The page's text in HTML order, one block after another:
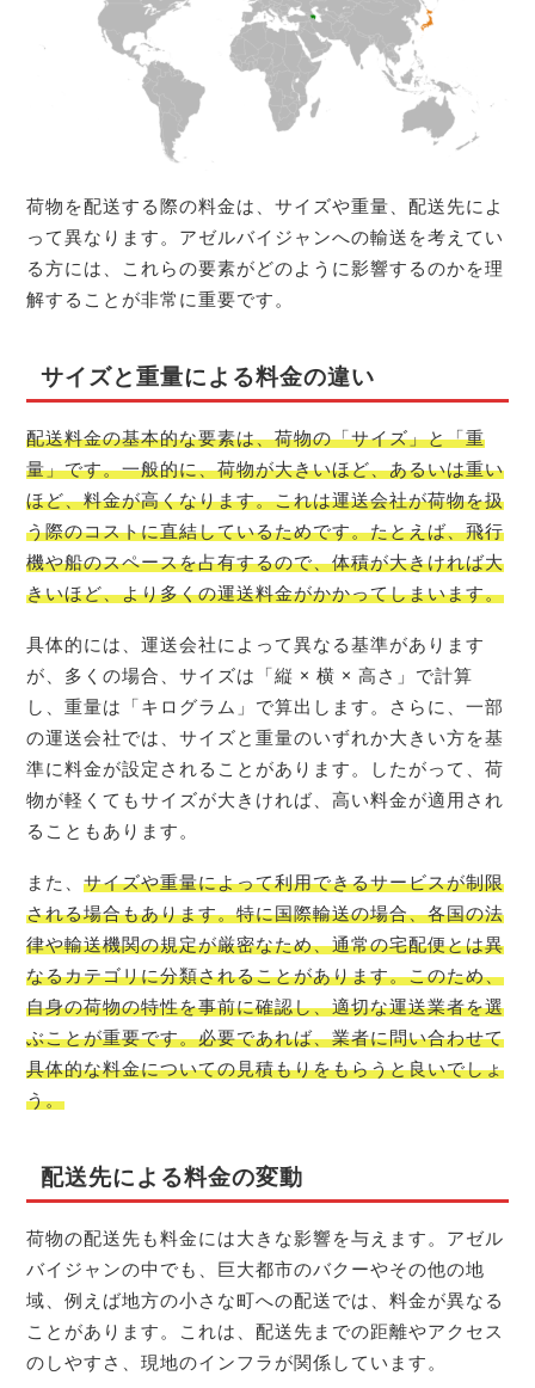
荷物を配送する際の料金は、サイズや重量、配送先によ
って異なります。アゼルバイジャンへの輸送を考えてい
る方には、これらの要素がどのように影響するのかを理
解することが非常に重要です。
サイズと重量による料金の違い
配送料金の基本的な要素は、荷物の「サイズ」と「重
量」です。一般的に、荷物が大きいほど、あるいは重い
ほど、料金が高くなります。これは運送会社が荷物を扱
う際のコストに直結しているためです。たとえば、飛行
機や船のスペースを占有するので、体積が大きければ大
きいほど、より多くの運送料金がかかってしまいます。
具体的には、運送会社によって異なる基準があります
が、多くの場合、サイズは「縦 × 横 × 高さ」で計算
し、重量は「キログラム」で算出します。さらに、一部
の運送会社では、サイズと重量のいずれか大きい方を基
準に料金が設定されることがあります。したがって、荷
物が軽くてもサイズが大きければ、高い料金が適用され
ることもあります。
また、サイズや重量によって利用できるサービスが制限
される場合もあります。特に国際輸送の場合、各国の法
律や輸送機関の規定が厳密なため、通常の宅配便とは異
なるカテゴリに分類されることがあります。このため、
自身の荷物の特性を事前に確認し、適切な運送業者を選
ぶことが重要です。必要であれば、業者に問い合わせて
具体的な料金についての見積もりをもらうと良いでしょ
う。
配送先による料金の変動
荷物の配送先も料金には大きな影響を与えます。アゼル
バイジャンの中でも、巨大都市のバクーやその他の地
域、例えば地方の小さな町への配送では、料金が異なる
ことがあります。これは、配送先までの距離やアクセス
のしやすさ、現地のインフラが関係しています。